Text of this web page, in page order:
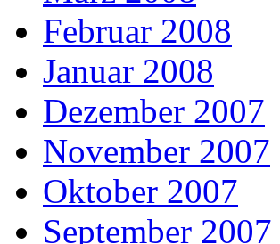
Februar 2008
Januar 2008
Dezember 2007
November 2007
Oktober 2007
September 2007